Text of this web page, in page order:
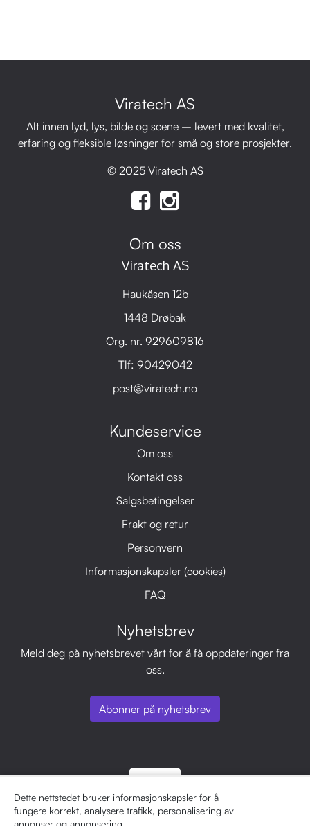
Viratech AS
Alt innen lyd, lys, bilde og scene – levert med kvalitet,
erfaring og fleksible løsninger for små og store prosjekter.
© 2025 Viratech AS
Om oss
Viratech AS
Haukåsen 12b
1448 Drøbak
Org. nr. 929609816
Tlf: 90429042
post@viratech.no
Kundeservice
Om oss
Kontakt oss
Salgsbetingelser
Frakt og retur
Personvern
Informasjonskapsler (cookies)
FAQ
Nyhetsbrev
Meld deg på nyhetsbrevet vårt for å få oppdateringer fra
oss.
Abonner på nyhetsbrev
Dette nettstedet bruker informasjonskapsler for å
fungere korrekt, analysere trafikk, personalisering av
annonser og annonsering.